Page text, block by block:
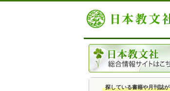
探している書籍や月刊誌が